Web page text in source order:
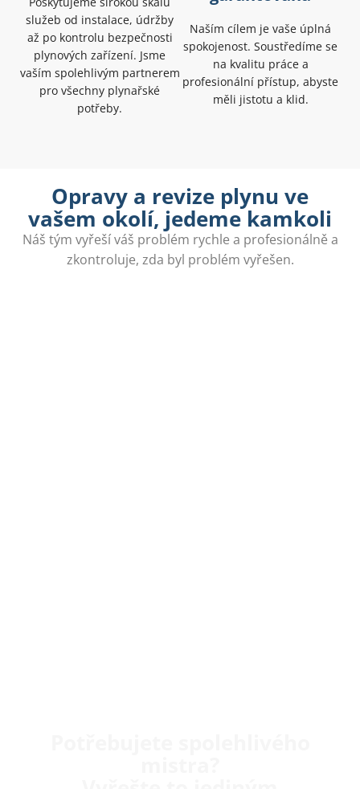
služeb od instalace, údržby
až po kontrolu bezpečnosti
plynových zařízení. Jsme
vaším spolehlivým partnerem
pro všechny plynařské
potřeby.
Naším cílem je vaše úplná
spokojenost. Soustředíme se
na kvalitu práce a
profesionální přístup, abyste
měli jistotu a klid.
Opravy a revize plynu ve
vašem okolí, jedeme kamkoli
Náš tým vyřeší váš problém rychle a profesionálně a
zkontroluje, zda byl problém vyřešen.